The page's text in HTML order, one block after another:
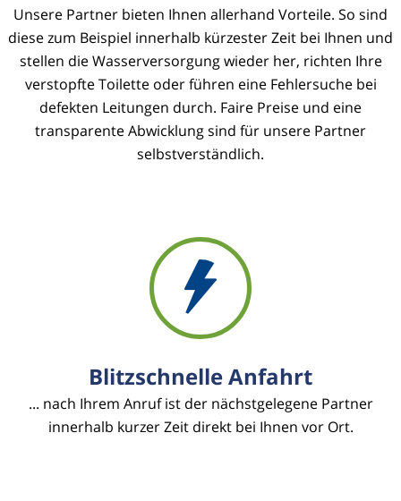
Unsere Partner bieten Ihnen allerhand Vorteile. So sind
diese zum Beispiel innerhalb kürzester Zeit bei Ihnen und
stellen die Wasserversorgung wieder her, richten Ihre
verstopfte Toilette oder führen eine Fehlersuche bei
defekten Leitungen durch. Faire Preise und eine
transparente Abwicklung sind für unsere Partner
selbstverständlich.
Blitzschnelle Anfahrt
... nach Ihrem Anruf ist der nächstgelegene Partner
innerhalb kurzer Zeit direkt bei Ihnen vor Ort.